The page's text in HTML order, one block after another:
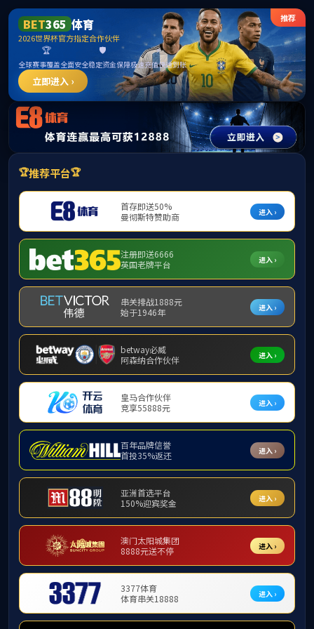
mk体育(mksport集团)股份公司-MK SPORTS
首页
学术研究
> 出版专著
> 发表论文
> 科研项目
> 教学项目
> 教学奖励
> 咨询报告